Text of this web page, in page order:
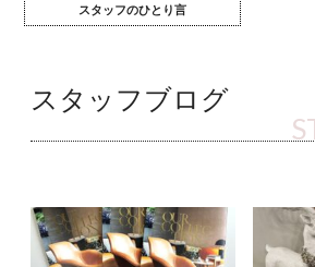
スタッフのひとり言
スタッフブログ